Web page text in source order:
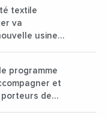
textile
va
usine
programme
et
de